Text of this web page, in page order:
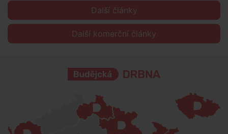
Další články
Další komerční články